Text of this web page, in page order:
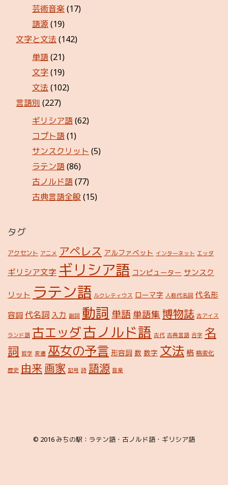
芸術音楽 (17)
語源 (19)
文字と文法 (142)
単語(21)
文字(19)
文法 (102)
言語別 (227)
ギリシア語(62)
コプト語(1)
サンスクリット (5)
ラテン語(86)
古ノルド語(77)
古典言語全般 (15)
タグ
アクセント アニメ アペレス アルファベット インターネット エッダ
ギリシア文字 ギリシア語 コンピューター サンスク
リット ラテン語 ルクレティウス ローマ字 人称代名詞 代名形
容詞 代名詞 入力 副詞 動詞 単語単語集 博物誌 古アイス
ランド語 古エッダ古ノルド語 古代 古典言語 合字 名
詞 哲学 変遷 巫女の予言 形容詞 数 数字 文法 格 格変化
歴史 由来画家 記号 詩 語源 音楽
© 2016 みちの駅：ラテン語・古ノルド語・ギリシア語